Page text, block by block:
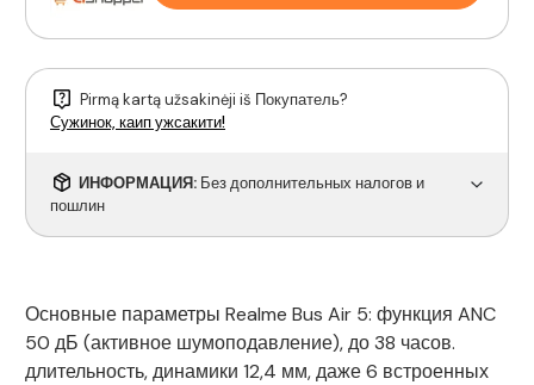
Pirmą kartą užsakinėji iš Покупатель?
Сужинок, каип ужсакити!
ИНФОРМАЦИЯ: Без дополнительных налогов и
пошлин
Основные параметры Realme Bus Air 5: функция ANC
50 дБ (активное шумоподавление), до 38 часов.
длительность, динамики 12,4 мм, даже 6 встроенных